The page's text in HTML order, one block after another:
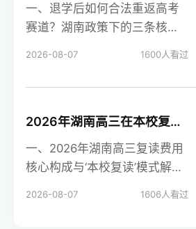
一、退学后如何合法重返高考
赛道？湖南政策下的三条核心
2026-08-07 1600人看过
2026年湖南高三在本校复读一年学费及总费用详细解析
一、2026年湖南高三复读费用
核心构成与‘本校复读’模式解析
2026-08-07 1606人看过